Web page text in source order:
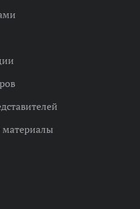
материалы